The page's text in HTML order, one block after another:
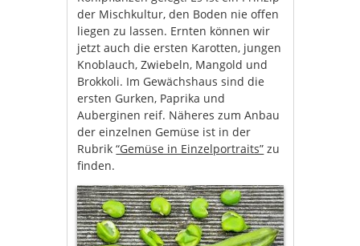
der Mischkultur, den Boden nie offen
liegen zu lassen. Ernten können wir
jetzt auch die ersten Karotten, jungen
Knoblauch, Zwiebeln, Mangold und
Brokkoli. Im Gewächshaus sind die
ersten Gurken, Paprika und
Auberginen reif. Näheres zum Anbau
der einzelnen Gemüse ist in der
Rubrik“Gemüse in Einzelportraits” zu
finden.